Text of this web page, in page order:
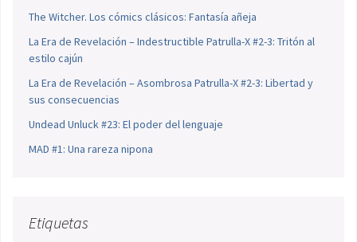
The Witcher. Los cómics clásicos: Fantasía añeja
La Era de Revelación – Indestructible Patrulla-X #2-3: Tritón al
estilo cajún
La Era de Revelación – Asombrosa Patrulla-X #2-3: Libertad y
sus consecuencias
Undead Unluck #23: El poder del lenguaje
MAD #1: Una rareza nipona
Etiquetas